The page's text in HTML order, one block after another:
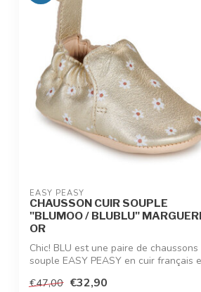
EASY PEASY
CHAUSSON CUIR SOUPLE
"BLUMOO / BLUBLU"
OR
Chic! BLU est une paire de chaussons
souple EASY PEASY en cuir français
€47,00 €32,90